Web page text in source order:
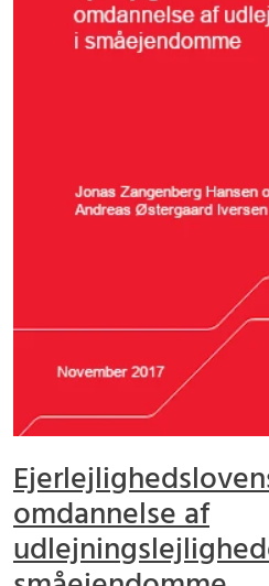
omdannelse af